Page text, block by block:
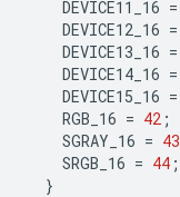
DEVICE11_16 =
DEVICE12_16 =
DEVICE13_16 =
DEVICE14_16 =
DEVICE15_16 =
RGB_16 = 42 ;
SGRAY_16 = 43
SRGB_16 = 44 ;
}